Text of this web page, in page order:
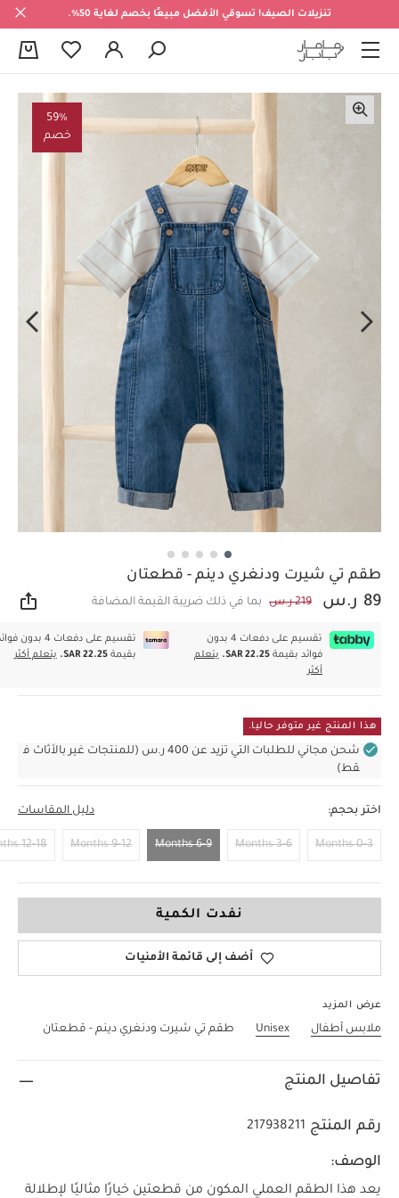
تنزيلات الصيف! تسوقي الأفضل مبيعًا بخصم لغاية 50%.
59%
خصم
طقم تي شيرت ودنغري دينم - قطعتان
89 ر.س 219 ر.س بما في ذلك ضريبة القيمة المضافة
تقسيم على دفعات 4 بدون
فوائد بقيمة SAR 22.25.
يتعلم
أكثر
تقسيم على دفعات 4 بدون
بقيمةSAR 22.25. يتعلم أكثر
هذا المنتج غير متوفر حاليا.
شحن مجاني للطلبات التي تزيد عن 400 ر.س (للمنتجات غير بالأثاث ف
قط)
اختر بحجم: دليل المقاسات
0-3 Months
3-6 Months
6-9 Months
9-12 Months
12-18 Months
نفدت الكمية
أضف إلى قائمة الأمنيات
عرض المزيد
ملابس أطفال Unisex طقم تي شيرت ودنغري دينم - قطعتان
تفاصيل المنتج
رقم المنتج 217938211
الوصف:
يعد هذا الطقم العملي المكون من قطعتين خيارًا مثاليًا لإطلالة